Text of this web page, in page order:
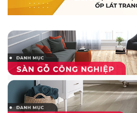
đáp ứng được độ cứng và khả
thiết kế 2 mặt vân gỗ để
đặt đa dạng của người
kế dạng trơn, một mặt có
cho những khu vực lắp đặt
Villa, du thuyền, nhà hàng,
Lớp này được thiết kế rất tinh